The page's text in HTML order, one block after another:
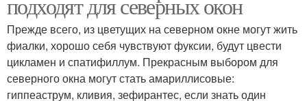
Прежде всего, из цветущих на северном окне могут жить
фиалки, хорошо себя чувствуют фуксии, будут цвести
цикламен и спатифиллум. Прекрасным выбором для
северного окна могут стать амариллисовые:
гиппеаструм, кливия, зефирантес, если знать один